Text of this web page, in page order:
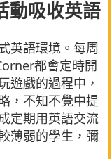
吸收英語
英語環境。每周
都會定時開
遊戲的過程中，
，不知不覺中提
定期用英語交流
薄弱的學生，彌